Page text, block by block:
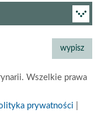
Wszelkie prawa
prywatności